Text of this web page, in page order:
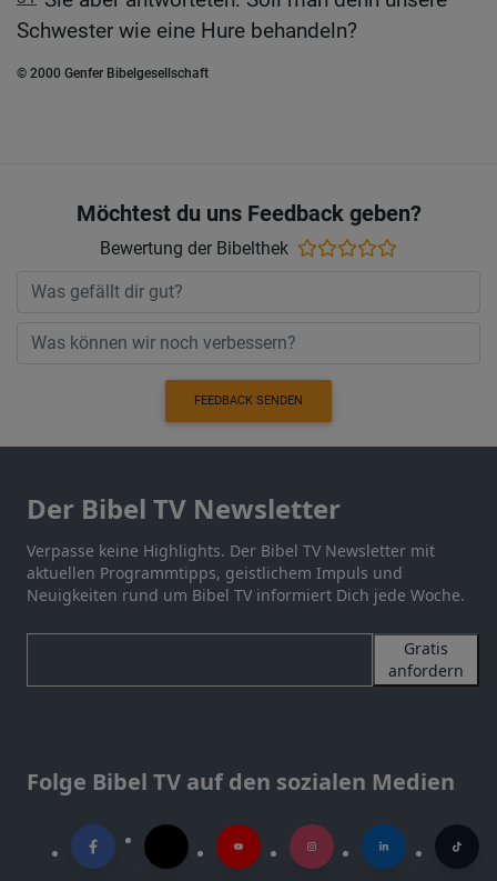
Schwester wie eine Hure behandeln?
© 2000 Genfer Bibelgesellschaft
Möchtest du uns Feedback geben?
Bewertung der Bibelthek
FEEDBACK SENDEN
Der Bibel TV Newsletter
Verpasse keine Highlights. Der Bibel TV Newsletter mit
aktuellen Programmtipps, geistlichem Impuls und
Neuigkeiten rund um Bibel TV informiert Dich jede Woche.
Gratis
anfordern
Folge Bibel TV auf den sozialen Medien